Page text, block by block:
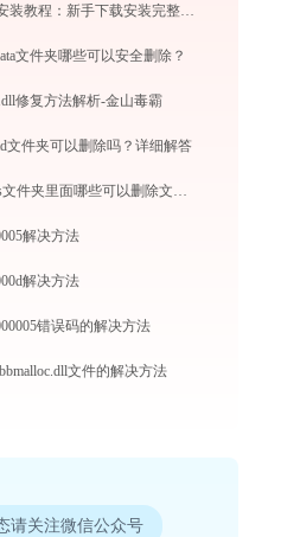
植物大战僵尸安装教程：新手下载安装完整步骤
文件夹哪些可以安全删除？
修复方法解析-金山毒霸
文件夹可以删除吗？详细解答
C盘的Windows文件夹里面哪些可以删除文件整理指南
解决方法
解决方法
错误码的解决方法
文件的解决方法
请关注微信公众号